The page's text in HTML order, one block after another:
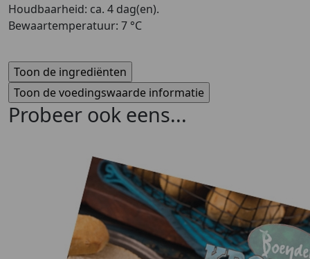
Houdbaarheid: ca. 4 dag(en).
Bewaartemperatuur: 7 °C
Probeer ook eens...